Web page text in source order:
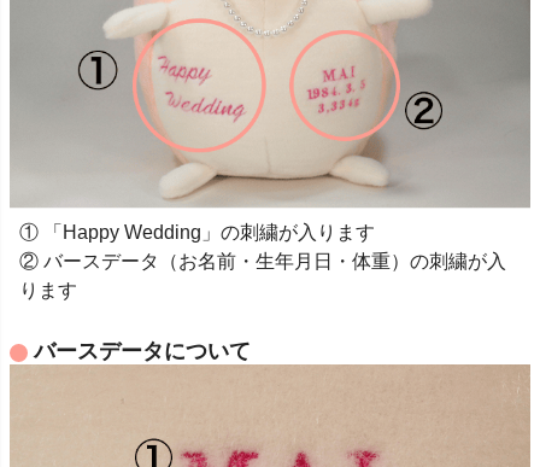
① 「Happy Wedding」の刺繍が入ります
② バースデータ（お名前・生年月日・体重）の刺繍が入
ります
バースデータについて